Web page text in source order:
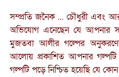
সম্প্রতি জনৈক ... চৌধুরী এবং
অভিযোগ এনেছেন যে আপনার
মুজতবা আলীর গল্পের
আলোয় প্রকাশিত আপনার
গল্পটি পড়ে নিশ্চিত হয়েছি যে